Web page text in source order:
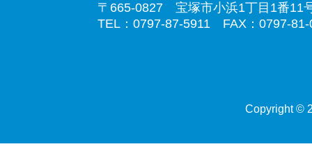
〒665-0827 宝塚市小浜1丁目1番11
TEL：0797-87-5911 FAX：0797-81-
Copyright ©